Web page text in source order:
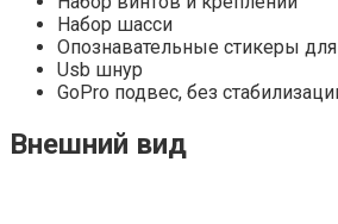
Набор шасси
Опознавательные стикеры
Usb шнур
GoPro подвес, без
Внешний вид